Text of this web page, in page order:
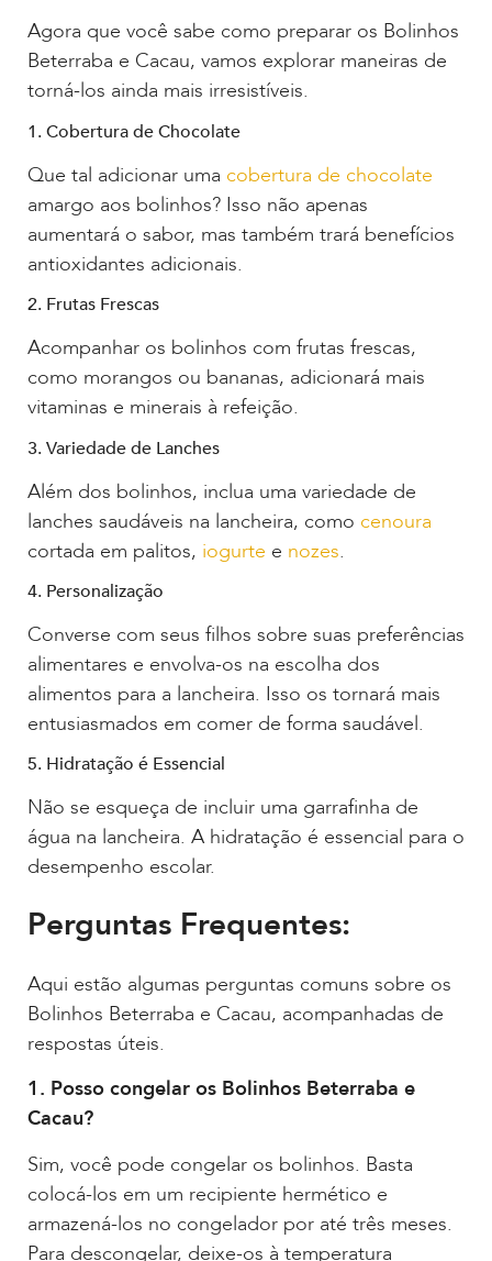
Agora que você sabe como preparar os Bolinhos
Beterraba e Cacau, vamos explorar maneiras de
torná-los ainda mais irresistíveis.
1. Cobertura de Chocolate
Que tal adicionar uma cobertura de chocolate
amargo aos bolinhos? Isso não apenas
aumentará o sabor, mas também trará benefícios
antioxidantes adicionais.
2. Frutas Frescas
Acompanhar os bolinhos com frutas frescas,
como morangos ou bananas, adicionará mais
vitaminas e minerais à refeição.
3. Variedade de Lanches
Além dos bolinhos, inclua uma variedade de
lanches saudáveis na lancheira, como cenoura
cortada em palitos, iogurte e nozes.
4. Personalização
Converse com seus filhos sobre suas preferências
alimentares e envolva-os na escolha dos
alimentos para a lancheira. Isso os tornará mais
entusiasmados em comer de forma saudável.
5. Hidratação é Essencial
Não se esqueça de incluir uma garrafinha de
água na lancheira. A hidratação é essencial para o
desempenho escolar.
Perguntas Frequentes:
Aqui estão algumas perguntas comuns sobre os
Bolinhos Beterraba e Cacau, acompanhadas de
respostas úteis.
1. Posso congelar os Bolinhos Beterraba e
Cacau?
Sim, você pode congelar os bolinhos. Basta
colocá-los em um recipiente hermético e
armazená-los no congelador por até três meses.
Para descongelar, deixe-os à temperatura